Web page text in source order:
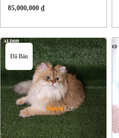
85,000,000 ₫
Đã Bán